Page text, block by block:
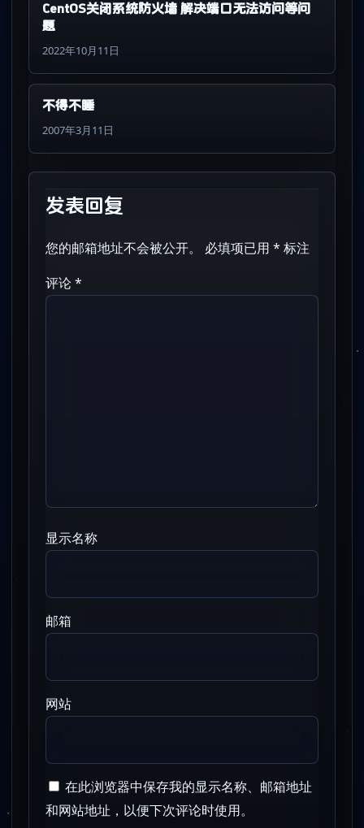
CentOS关闭系统防火墙 解决端口无法访问等问
题
2022年10月11日
不得不睡
2007年3月11日
发表回复
您的邮箱地址不会被公开。 必填项已用 * 标注
评论*
显示名称
邮箱
网站
在此浏览器中保存我的显示名称、邮箱地址
和网站地址，以便下次评论时使用。